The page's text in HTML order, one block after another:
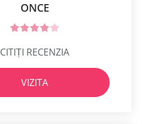
ONCE
CITIȚI RECENZIA
VIZITA